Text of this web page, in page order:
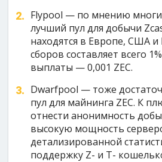
Flypool — по мнению
лучший пул для добычи
находятся в Европе, США и
сборов составляет всего
выплаты — 0,001 ZEC.
Dwarfpool — тоже
пул для майнинга ZEC. К
отнести анонимность
высокую мощность
детализированной
поддержку Z- и T-